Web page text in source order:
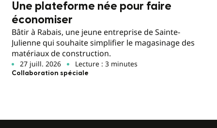
Une plateforme née pour faire
économiser
Bâtir à Rabais, une jeune entreprise de Sainte-
Julienne qui souhaite simplifier le magasinage des
matériaux de construction.
27 juill. 2026 Lecture : 3 minutes
Collaboration spéciale